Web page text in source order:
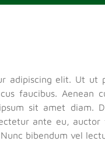
adipiscing elit. Ut ut
faucibus. Aenean
sit amet diam.
ante eu,
bibendum vel